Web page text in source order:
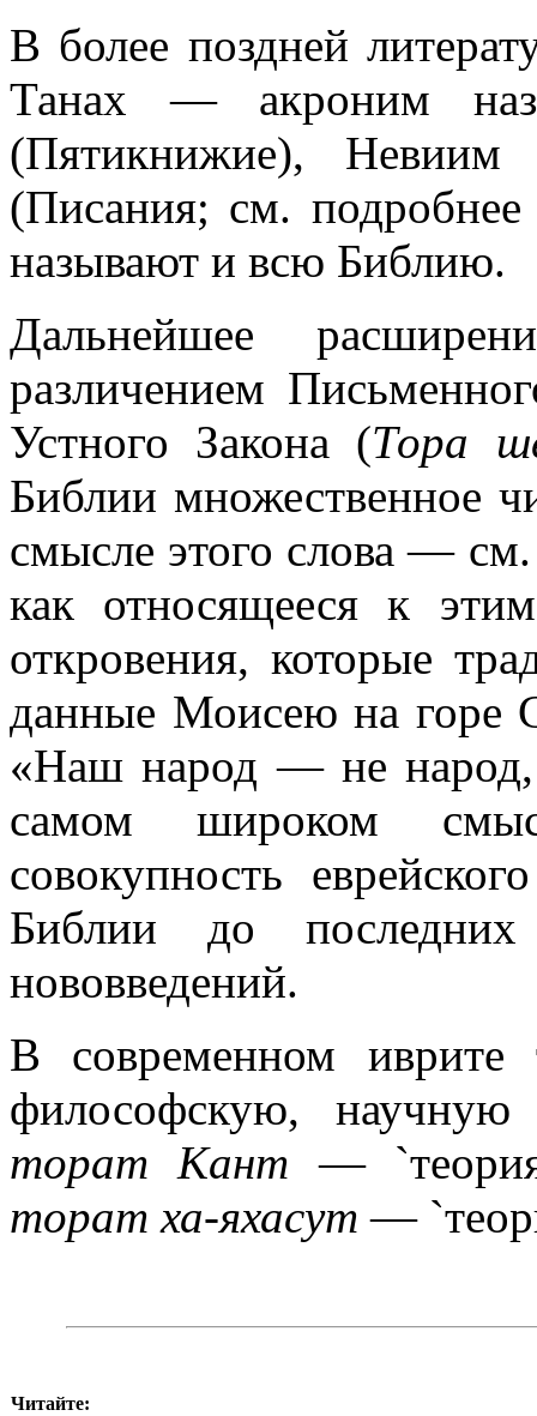
В более поздней
Танах — акроним
(Пятикнижие),
(Писания; см.
называют и всю Библию.
Дальнейшее
различением
Устного Закона (Тора
Библии множественное
смысле этого слова —
как относящееся к
откровения, которые
данные Моисею на горе
«Наш народ — не
самом широком
совокупность
Библии до последних
нововведений.
В современном
философскую,
торат Кант —
торат ха-яхасут —
Читайте: